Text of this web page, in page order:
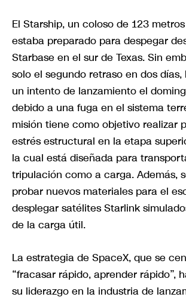
El Starship, un coloso de 123
estaba preparado para despegar
Starbase en el sur de Texas. Sin
solo el segundo retraso en dos
un intento de lanzamiento el
debido a una fuga en el sistema
misión tiene como objetivo realizar
estrés estructural en la etapa
la cual está diseñada para
tripulación como a carga. Además,
probar nuevos materiales para el
desplegar satélites Starlink
de la carga útil.
La estrategia de SpaceX, que se
“fracasar rápido, aprender rápido”,
su liderazgo en la industria de